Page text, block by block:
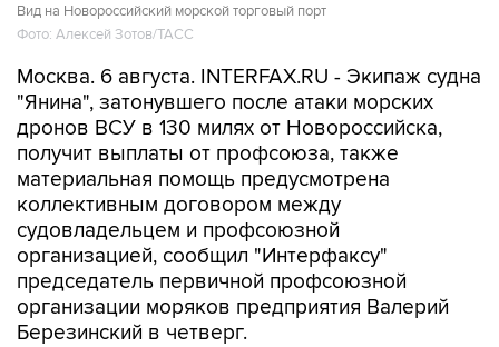
Вид на Новороссийский морской торговый порт
Фото: Алексей Зотов/ТАСС
Москва. 6 августа. INTERFAX.RU - Экипаж судна
"Янина", затонувшего после атаки морских
дронов ВСУ в 130 милях от Новороссийска,
получит выплаты от профсоюза, также
материальная помощь предусмотрена
коллективным договором между
судовладельцем и профсоюзной
организацией, сообщил "Интерфаксу"
председатель первичной профсоюзной
организации моряков предприятия Валерий
Березинский в четверг.